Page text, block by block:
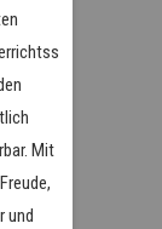
Mit
und